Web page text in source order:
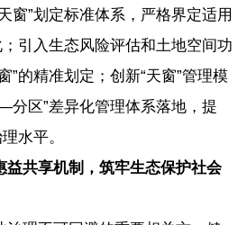
窗”划定标准体系，严格界定适用
引入生态风险评估和土地空间功
”的精准划定；创新“天窗”管理模
区”差异化管理体系落地，提
水平。
益共享机制，筑牢生态保护社会